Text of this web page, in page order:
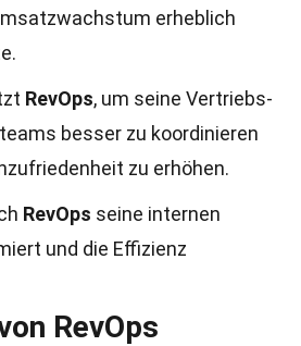
erheblich
RevOps, um seine Vertriebs-
besser zu koordinieren
zu erhöhen.
RevOps seine internen
und die Effizienz
RevOps